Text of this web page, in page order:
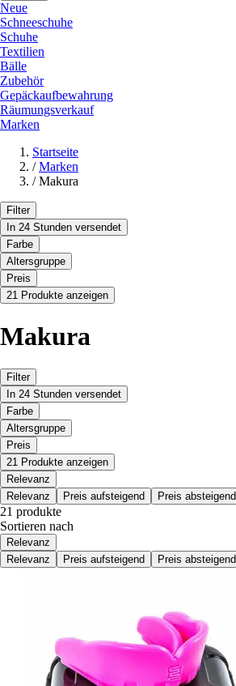
Neue
Schneeschuhe
Schuhe
Textilien
Bälle
Zubehör
Gepäckaufbewahrung
Räumungsverkauf
Marken
Startseite
/ Marken
/ Makura
Filter
In 24 Stunden versendet
Farbe
Altersgruppe
Preis
21 Produkte anzeigen
Makura
Filter
In 24 Stunden versendet
Farbe
Altersgruppe
Preis
21 Produkte anzeigen
Relevanz
Relevanz
Preis aufsteigend Preis absteigend
21 produkte
Sortieren nach
Relevanz
Relevanz
Preis aufsteigend Preis absteigend